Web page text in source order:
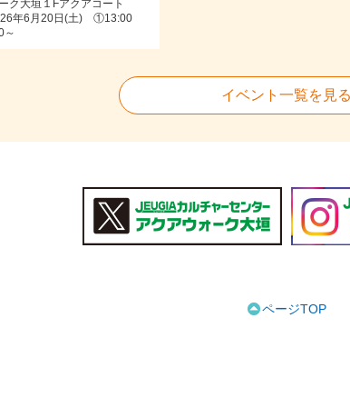
ク大垣１Fアクアコート
年6月20日(土) ①13:00
イベント一覧を見る
ページTOP